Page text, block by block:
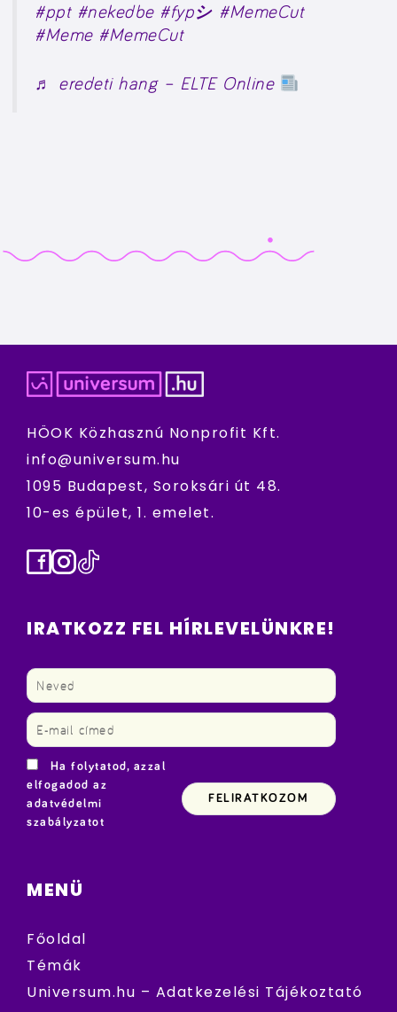
#ppt #nekedbe #fypシ #MemeCut
#Meme #MemeCut
♬ eredeti hang – ELTE Online
HÖOK Közhasznú Nonprofit Kft.
info@universum.hu
1095 Budapest, Soroksári út 48.
10-es épület, 1. emelet.
Facebook
Instagram
TikTok
IRATKOZZ FEL HÍRLEVELÜNKRE!
Ha folytatod, azzal
elfogadod az
adatvédelmi
szabályzatot
MENÜ
Főoldal
Témák
Universum.hu – Adatkezelési Tájékoztató